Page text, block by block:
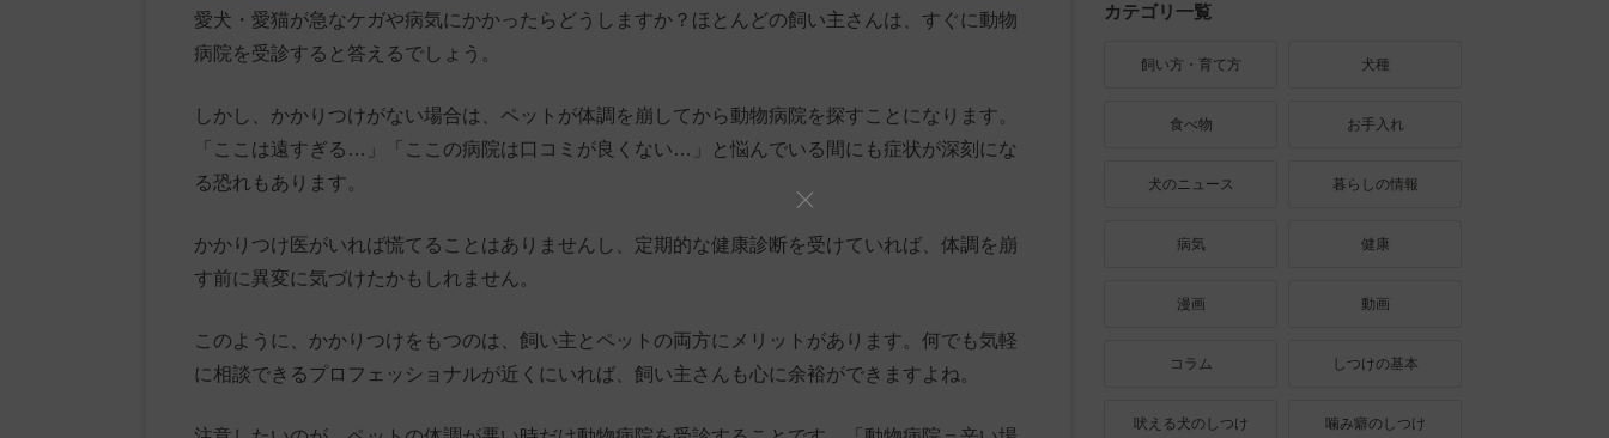
愛犬・愛猫が急なケガや病気にかかったらどうしますか？ほとんどの飼い主さんは、すぐに動物
病院を受診すると答えるでしょう。
しかし、かかりつけがない場合は、ペットが体調を崩してから動物病院を探すことになります。
「ここは遠すぎる…」「ここの病院は口コミが良くない…」と悩んでいる間にも症状が深刻にな
る恐れもあります。
かかりつけ医がいれば慌てることはありませんし、定期的な健康診断を受けていれば、体調を崩
す前に異変に気づけたかもしれません。
このように、かかりつけをもつのは、飼い主とペットの両方にメリットがあります。何でも気軽
に相談できるプロフェッショナルが近くにいれば、飼い主さんも心に余裕ができますよね。
カテゴリ一覧
飼い方・育て方 犬種
食べ物 お手入れ
犬のニュース 暮らしの情報
病気 健康
漫画 動画
コラム しつけの基本
吠える犬のしつけ 噛み癖のしつけ